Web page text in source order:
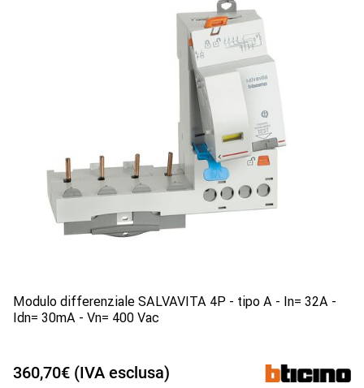
Modulo differenziale SALVAVITA 4P - tipo A - In= 32A -
Idn= 30mA - Vn= 400 Vac
360,70€ (IVA esclusa)